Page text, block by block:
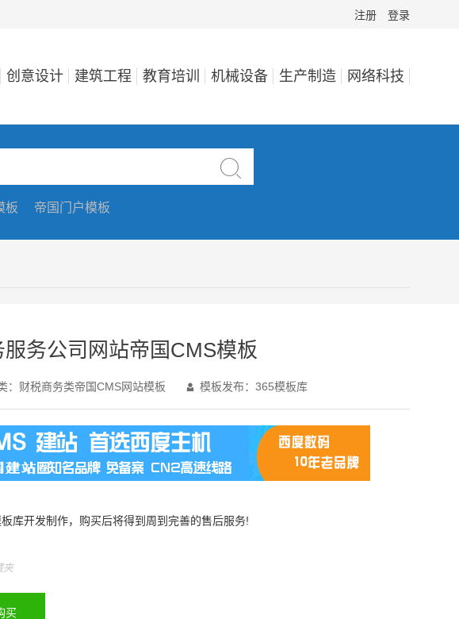
注册 登录
创意设计 建筑工程 教育培训 机械设备 生产制造 网络科技

板 帝国门户模板
务公司网站帝国CMS模板
： 财税商务类帝国CMS网站模板  模板发布：365模板库
库开发制作，购买后将得到周到完善的售后服务!
夹
买